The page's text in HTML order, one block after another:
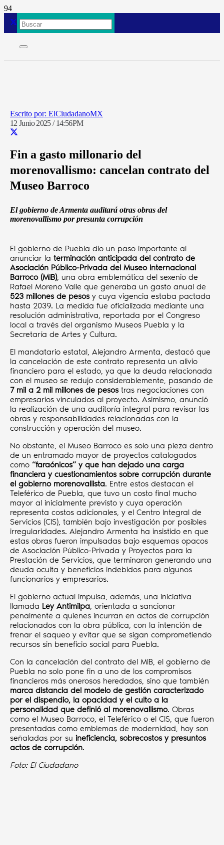
ElCiudadanoMX
12 Junio 2025 / 14:56PM
Fin a gasto millonario del
morenovallismo: cancelan contrato del
Museo Barroco
El gobierno de Armenta auditará otras obras del
morenovallismo por presunta corrupción
El gobierno de Puebla dio un paso importante al
anunciar la terminación anticipada del contrato de
Asociación Público-Privada del Museo Internacional
Barroco (MIB), una obra emblemática del sexenio de
Rafael Moreno Valle que generaba un gasto anual de
523 millones de pesosy cuya vigencia estaba pactada
hasta 2039. La medida fue oficializada mediante una
resolución administrativa, reportada por el Congreso
local a través del organismo Museos Puebla y la
Secretaría de Artes y Cultura.
El mandatario estatal, Alejandro Armenta, destacó que
la cancelación de este contrato representa un alivio
financiero para el estado, ya que la deuda relacionada
con el museo se redujo considerablemente, pasando de
7 mil a 2 mil millones de pesostras negociaciones con
empresarios vinculados al proyecto. Asimismo, anunció
la realización de una auditoría integral para revisar las
obras y responsabilidades relacionadas con la
construcción y operación del museo.
No obstante, el Museo Barroco es solo una pieza dentro
de un entramado mayor de proyectos catalogados
como “faraónicos” y que han dejado una carga
financiera y cuestionamientos sobre corrupción durante
el gobierno morenovallista. Entre estos destacan el
Teleférico de Puebla, que tuvo un costo final mucho
mayor al inicialmente previsto y cuya operación
representa costos adicionales, y el Centro Integral de
Servicios (CIS), también bajo investigación por posibles
irregularidades. Alejandro Armenta ha insistido en que
estas obras fueron impulsadas bajo esquemas opacos
de Asociación Público-Privada y Proyectos para la
Prestación de Servicios, que terminaron generando una
deuda oculta y beneficios indebidos para algunos
funcionarios y empresarios.
El gobierno actual impulsa, además, una iniciativa
llamada Ley Antimilpa, orientada a sancionar
penalmente a quienes incurran en actos de corrupción
relacionados con la obra pública, con la intención de
frenar el saqueo y evitar que se sigan comprometiendo
recursos sin beneficio social para Puebla.
Con la cancelación del contrato del MIB, el gobierno de
Puebla no solo pone fin a uno de los compromisos
financieros más onerosos heredados, sino que también
marca distancia del modelo de gestión caracterizado
por el dispendio, la opacidad y el culto a la
personalidad que definió al morenovallismo. Obras
como el Museo Barroco, el Teleférico o el CIS, que fueron
presentadas como emblemas de modernidad, hoy son
señaladas por su ineficiencia, sobrecostos y presuntos
actos de corrupción.
Foto: El Ciudadano